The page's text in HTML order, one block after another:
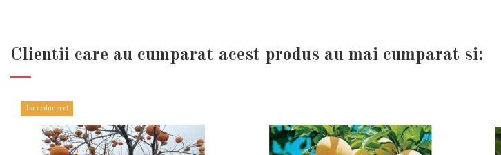
Clientii care au cumparat acest produs au mai cumparat si:
La reducere!